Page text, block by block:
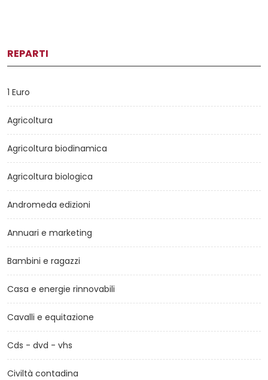
REPARTI
1 Euro
Agricoltura
Agricoltura biodinamica
Agricoltura biologica
Andromeda edizioni
Annuari e marketing
Bambini e ragazzi
Casa e energie rinnovabili
Cavalli e equitazione
Cds - dvd - vhs
Civiltà contadina